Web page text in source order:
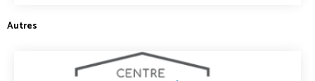
Autres